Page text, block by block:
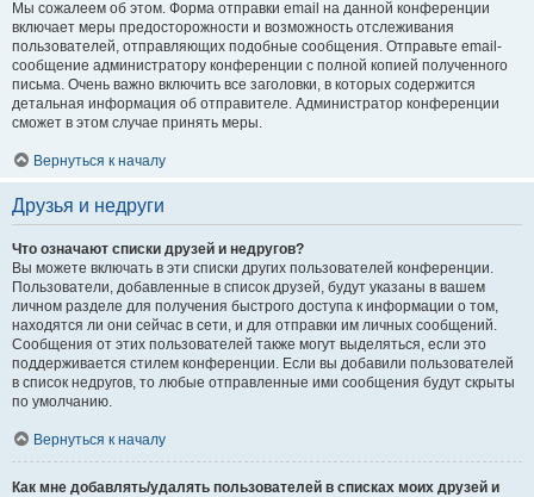
Мы сожалеем об этом. Форма отправки email на данной конференции
включает меры предосторожности и возможность отслеживания
пользователей, отправляющих подобные сообщения. Отправьте email-
сообщение администратору конференции с полной копией полученного
письма. Очень важно включить все заголовки, в которых содержится
детальная информация об отправителе. Администратор конференции
сможет в этом случае принять меры.
Вернуться к началу
Друзья и недруги
Что означают списки друзей и недругов?
Вы можете включать в эти списки других пользователей конференции.
Пользователи, добавленные в список друзей, будут указаны в вашем
личном разделе для получения быстрого доступа к информации о том,
находятся ли они сейчас в сети, и для отправки им личных сообщений.
Сообщения от этих пользователей также могут выделяться, если это
поддерживается стилем конференции. Если вы добавили пользователей
в список недругов, то любые отправленные ими сообщения будут скрыты
по умолчанию.
Вернуться к началу
Как мне добавлять/удалять пользователей в списках моих друзей и